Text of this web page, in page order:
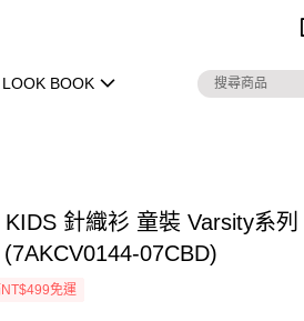
LOOK BOOK
KIDS 針織衫 童裝 Varsity系
07CBD)
免運